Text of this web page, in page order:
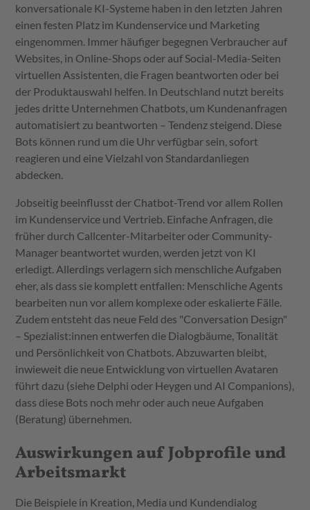
konversationale KI-Systeme haben in den letzten Jahren
einen festen Platz im Kundenservice und Marketing
eingenommen. Immer häufiger begegnen Verbraucher auf
Websites, in Online-Shops oder auf Social-Media-Seiten
virtuellen Assistenten, die Fragen beantworten oder bei
der Produktauswahl helfen. In Deutschland nutzt bereits
jedes dritte Unternehmen Chatbots, um Kundenanfragen
automatisiert zu beantworten – Tendenz steigend. Diese
Bots können rund um die Uhr verfügbar sein, sofort
reagieren und eine Vielzahl von Standardanliegen
abdecken.
Jobseitig beeinflusst der Chatbot-Trend vor allem Rollen
im Kundenservice und Vertrieb. Einfache Anfragen, die
früher durch Callcenter-Mitarbeiter oder Community-
Manager beantwortet wurden, werden jetzt von KI
erledigt. Allerdings verlagern sich menschliche Aufgaben
eher, als dass sie komplett entfallen: Menschliche Agents
bearbeiten nun vor allem komplexe oder eskalierte Fälle.
Zudem entsteht das neue Feld des "Conversation Design"
– Spezialist:innen entwerfen die Dialogbäume, Tonalität
und Persönlichkeit von Chatbots. Abzuwarten bleibt,
inwieweit die neue Entwicklung von virtuellen Avataren
führt dazu (siehe Delphi oder Heygen und AI Companions),
dass diese Bots noch mehr oder auch neue Aufgaben
(Beratung) übernehmen.
Auswirkungen auf Jobprofile und
Arbeitsmarkt
Die Beispiele in Kreation, Media und Kundendialog